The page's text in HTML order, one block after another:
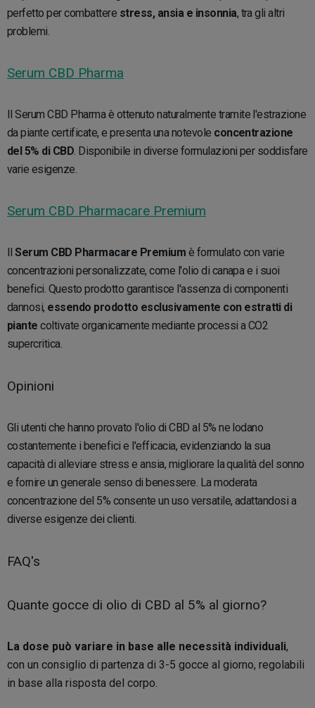
perfetto per combattere stress, ansia e insonnia, tra gli altri
problemi.
Serum CBD Pharma
Il Serum CBD Pharma è ottenuto naturalmente tramite l'estrazione
da piante certificate, e presenta una notevole concentrazione
del 5% di CBD . Disponibile in diverse formulazioni per soddisfare
varie esigenze.
Serum CBD Pharmacare Premium
IlSerum CBD Pharmacare Premium è formulato con varie
concentrazioni personalizzate, come l'olio di canapa e i suoi
benefici. Questo prodotto garantisce l'assenza di componenti
dannosi, essendo prodotto esclusivamente con estratti di
piante coltivate organicamente mediante processi a CO2
supercritica.
Opinioni
Gli utenti che hanno provato l'olio di CBD al 5% ne lodano
costantemente i benefici e l'efficacia, evidenziando la sua
capacità di alleviare stress e ansia, migliorare la qualità del sonno
e fornire un generale senso di benessere. La moderata
concentrazione del 5% consente un uso versatile, adattandosi a
diverse esigenze dei clienti.
FAQ's
Quante gocce di olio di CBD al 5% al giorno?
La dose può variare in base alle necessità individuali,
con un consiglio di partenza di 3-5 gocce al giorno, regolabili
in base alla risposta del corpo.